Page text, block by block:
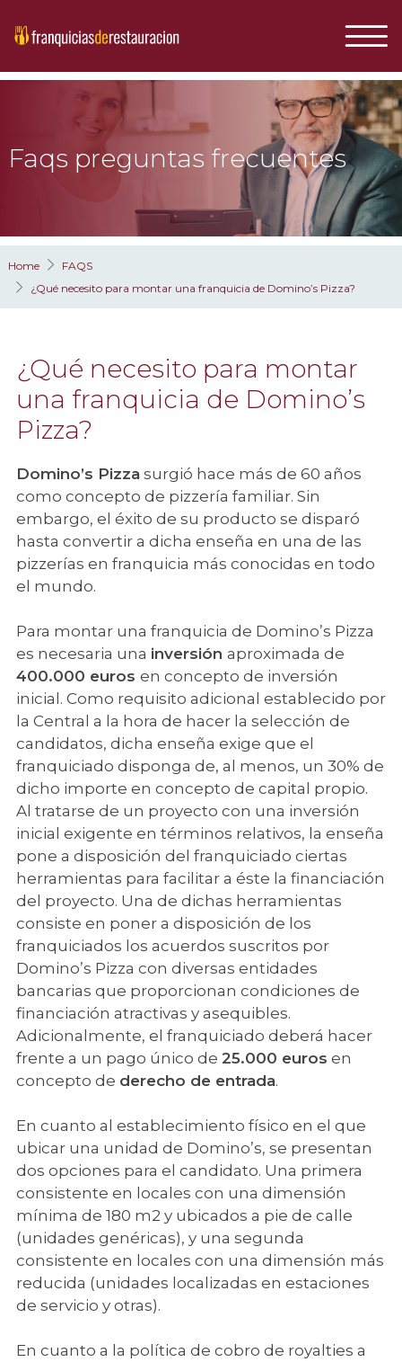
Faqs preguntas frecuentes
Home
FAQS
¿Qué necesito para montar una franquicia de Domino’s Pizza?
¿Qué necesito para montar
una franquicia de Domino’s
Pizza?
Domino’s Pizza surgió hace más de 60 años
como concepto de pizzería familiar. Sin
embargo, el éxito de su producto se disparó
hasta convertir a dicha enseña en una de las
pizzerías en franquicia más conocidas en todo
el mundo.
Para montar una franquicia de Domino’s Pizza
es necesaria una inversión aproximada de
400.000 euros en concepto de inversión
inicial. Como requisito adicional establecido por
la Central a la hora de hacer la selección de
candidatos, dicha enseña exige que el
franquiciado disponga de, al menos, un 30% de
dicho importe en concepto de capital propio.
Al tratarse de un proyecto con una inversión
inicial exigente en términos relativos, la enseña
pone a disposición del franquiciado ciertas
herramientas para facilitar a éste la financiación
del proyecto. Una de dichas herramientas
consiste en poner a disposición de los
franquiciados los acuerdos suscritos por
Domino’s Pizza con diversas entidades
bancarias que proporcionan condiciones de
financiación atractivas y asequibles.
Adicionalmente, el franquiciado deberá hacer
frente a un pago único de 25.000 euros en
concepto de derecho de entrada.
En cuanto al establecimiento físico en el que
ubicar una unidad de Domino’s, se presentan
dos opciones para el candidato. Una primera
consistente en locales con una dimensión
mínima de 180 m2 y ubicados a pie de calle
(unidades genéricas), y una segunda
consistente en locales con una dimensión más
reducida (unidades localizadas en estaciones
de servicio y otras).
En cuanto a la política de cobro de royalties a